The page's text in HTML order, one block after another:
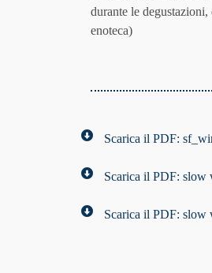
durante le
enoteca)
Scarica il PDF:
Scarica il PDF: slow
Scarica il PDF: slow